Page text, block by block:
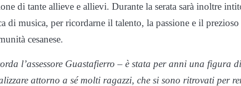
di tante allieve e allievi. Durante la serata sarà inoltre
di musica, per ricordarne il talento, la passione e il
cesanese.
l’assessore Guastafierro – è stata per anni una figura
attorno a sé molti ragazzi, che si sono ritrovati per